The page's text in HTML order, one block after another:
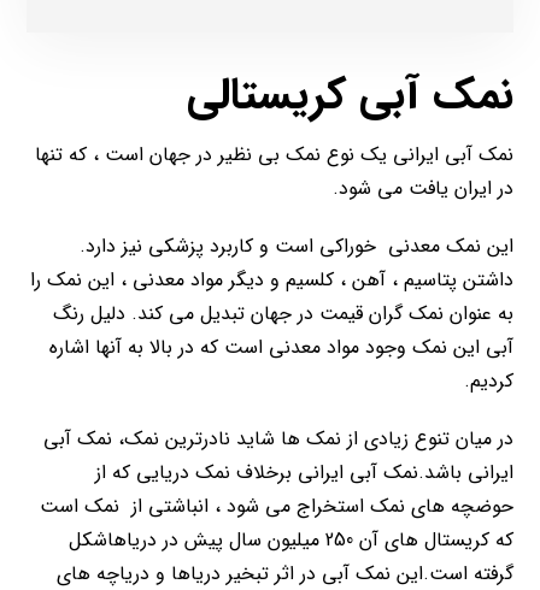
نمک آبی کریستالی
نمک آبی ایرانی یک نوع نمک بی نظیر در جهان است ، که تنها
در ایران یافت می شود.
این نمک معدنی خوراکی است و کاربرد پزشکی نیز دارد.
داشتن پتاسیم ، آهن ، کلسیم و دیگر مواد معدنی ، این نمک را
به عنوان نمک گران قیمت در جهان تبدیل می کند. دلیل رنگ
آبی این نمک وجود مواد معدنی است که در بالا به آنها اشاره
کردیم.
در میان تنوع زیادی از نمک ها شاید نادرترین نمک، نمک آبی
ایرانی باشد.نمک آبی ایرانی برخلاف نمک دریایی که از
حوضچه های نمک استخراج می شود ، انباشتی از نمک است
که کریستال های آن 250 میلیون سال پیش در دریاهاشکل
گرفته است.این نمک آبی در اثر تبخیر دریاها و دریاچه های